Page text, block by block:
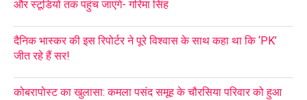
और स्टूडियो तक पहुंच जाएंगे- गरिमा सिंह
दैनिक भास्कर की इस रिपोर्टर ने पूरे विश्वास के साथ कहा था कि ‘PK’
जीत रहे हैं सर!
कोबरापोस्ट का खुलासा: कमला पसंद समूह के चौरसिया परिवार को हुआ